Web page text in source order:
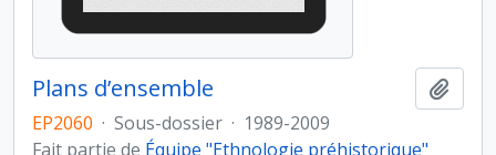
Plans d’ensemble
EP2060 · Sous-dossier · 1989-2009
Fait partie de Équipe "Ethnologie préhistorique"